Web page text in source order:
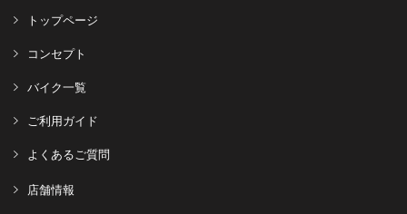
トップページ
コンセプト
バイク一覧
ご利用ガイド
よくあるご質問
店舗情報